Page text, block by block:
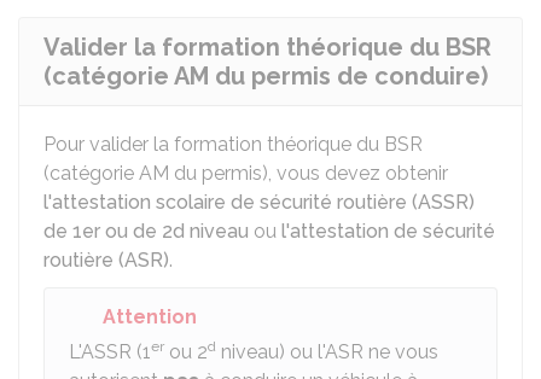
Valider la formation théorique du BSR
(catégorie AM du permis de conduire)
Pour valider la formation théorique du BSR
(catégorie AM du permis), vous devez obtenir
l'attestation scolaire de sécurité routière (ASSR)
de 1er ou de 2d niveau ou l'attestation de sécurité
routière (ASR).
Attention
L'ASSR (1er ou 2d niveau) ou l'ASR ne vous